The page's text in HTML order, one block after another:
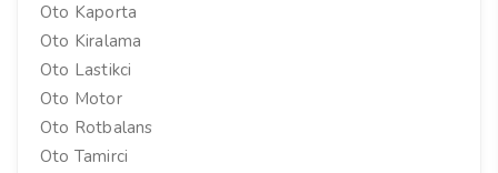
Oto Kaporta
Oto Kiralama
Oto Lastikci
Oto Motor
Oto Rotbalans
Oto Tamirci